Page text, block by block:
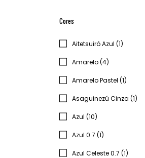
Cores
Aitetsuirô Azul (1)
Amarelo (4)
Amarelo Pastel (1)
Asaguinezú Cinza (1)
Azul (10)
Azul 0.7 (1)
Azul Celeste 0.7 (1)